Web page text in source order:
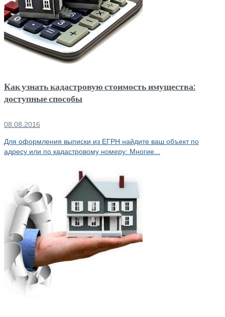
Как узнать кадастровую стоимость имущества:
доступные способы
08.08.2016
Для оформления выписки из ЕГРН найдите ваш объект по
адресу или по кадастровому номеру: Многие...